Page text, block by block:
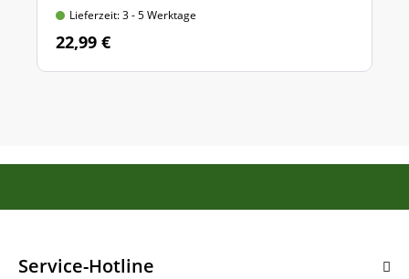
Lieferzeit: 3 - 5 Werktage
22,99 €
Service-Hotline